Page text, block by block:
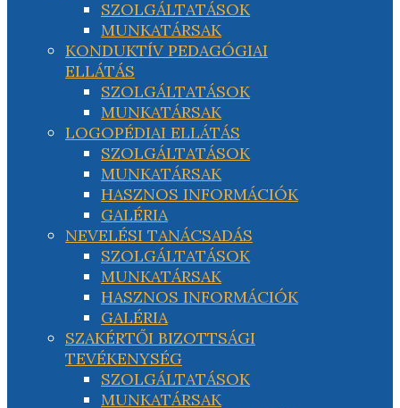
SZOLGÁLTATÁSOK
MUNKATÁRSAK
KONDUKTÍV PEDAGÓGIAI
ELLÁTÁS
SZOLGÁLTATÁSOK
MUNKATÁRSAK
LOGOPÉDIAI ELLÁTÁS
SZOLGÁLTATÁSOK
MUNKATÁRSAK
HASZNOS INFORMÁCIÓK
GALÉRIA
NEVELÉSI TANÁCSADÁS
SZOLGÁLTATÁSOK
MUNKATÁRSAK
HASZNOS INFORMÁCIÓK
GALÉRIA
SZAKÉRTŐI BIZOTTSÁGI
TEVÉKENYSÉG
SZOLGÁLTATÁSOK
MUNKATÁRSAK